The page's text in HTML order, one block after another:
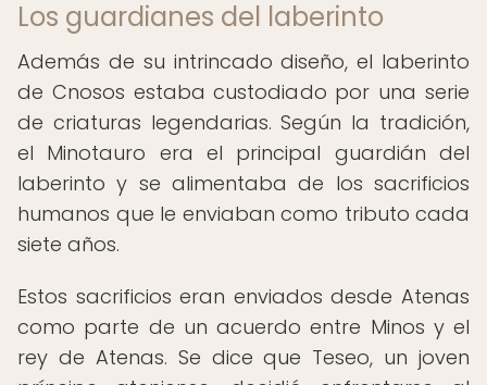
Los guardianes del laberinto
Además de su intrincado diseño, el laberinto
de Cnosos estaba custodiado por una serie
de criaturas legendarias. Según la tradición,
el Minotauro era el principal guardián del
laberinto y se alimentaba de los sacrificios
humanos que le enviaban como tributo cada
siete años.
Estos sacrificios eran enviados desde Atenas
como parte de un acuerdo entre Minos y el
rey de Atenas. Se dice que Teseo, un joven